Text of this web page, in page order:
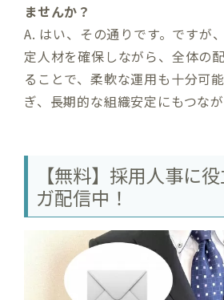
ませんか？
A. はい、その通りです。ですが
定人材を確保しながら、全体の
ることで、柔軟な運用も十分可
ぎ、長期的な組織安定にもつなが
【無料】採用人事に
ガ配信中！